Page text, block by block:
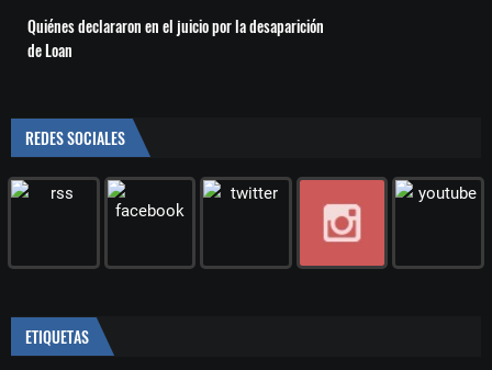
Quiénes declararon en el juicio por la desaparición
de Loan
REDES SOCIALES
ETIQUETAS